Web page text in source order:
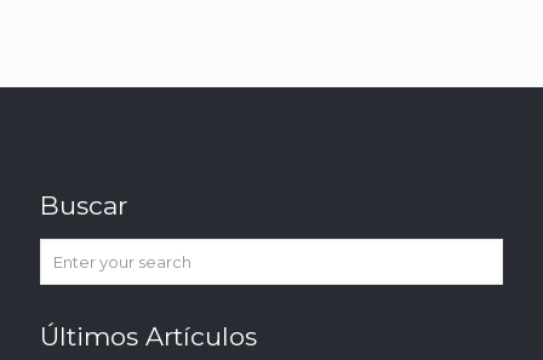
Buscar
Últimos Artículos